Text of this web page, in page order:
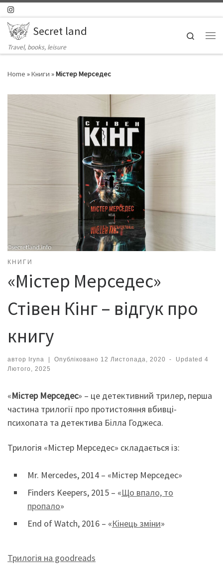
Skip to content
Secret land
Travel, books, leisure
Search
Home »Книги »Містер Мерседес
КНИГИ
«Містер Мерседес»
Стівен Кінг – відгук про
книгу
автор Iryna Опубліковано 12 Листопада, 2020 - Updated4
Лютого, 2025
«Містер Мерседес» – це детективний трилер, перша
частина трилогії про протистояння вбивці-
психопата та детектива Білла Годжеса.
Трилогія «Містер Мерседес» складається із:
Mr. Mercedes, 2014 – «Містер Мерседес»
Finders Keepers, 2015 – «Що впало, то
пропало»
End of Watch, 2016 – «Кінець зміни»
Трилогія на goodreads